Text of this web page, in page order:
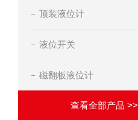
顶装液位计
液位开关
磁翻板液位计
查看全部产品 >>